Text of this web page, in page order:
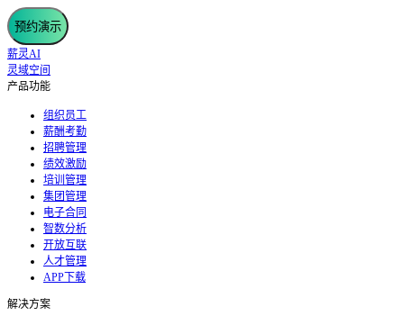
预约演示
薪灵AI
灵域空间
产品功能
组织员工
薪酬考勤
招聘管理
绩效激励
培训管理
集团管理
电子合同
智数分析
开放互联
人才管理
APP下载
解决方案